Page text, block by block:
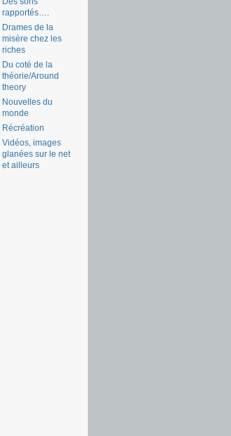
rapportés….
Drames de la
misère chez les
riches
Du coté de la
théorie/Around
theory
Nouvelles du
monde
Récréation
Vidéos, images
glanées sur le net
et ailleurs